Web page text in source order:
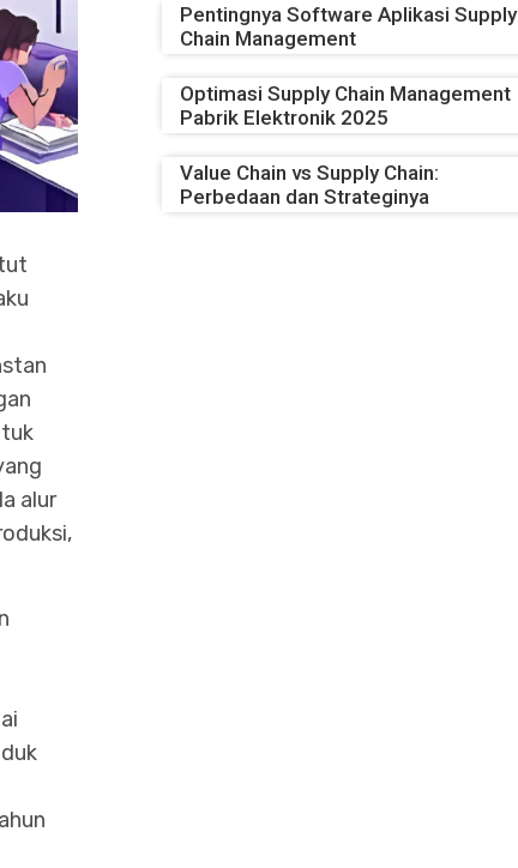
alur
Pentingnya Software Aplikasi Supply
Chain Management
Optimasi Supply Chain Management
Pabrik Elektronik 2025
Value Chain vs Supply Chain:
Perbedaan dan Strateginya